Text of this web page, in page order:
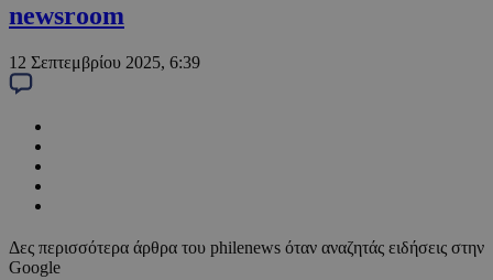
newsroom
12 Σεπτεμβρίου 2025, 6:39
Δες περισσότερα άρθρα του philenews όταν αναζητάς ειδήσεις στην
Google